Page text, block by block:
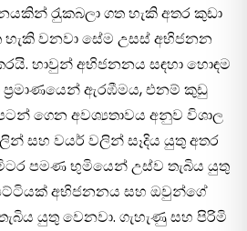
රැුකබලා ගත හැකි අතර කුඩා
වනවා සේම උසස් අභිජනන
හාවුන් අභිජනනය සඳහා හොඳම
ප‍්‍රමාණයෙන් ඇරඹීමය, එනම් කුඩු
ගෙන අවශ්‍යතාවය අනුව විශාල
සහ වයර් වලින් සෑදිය යුතු අතර
පමණ භුමියෙන් උස්ව තැබිය යුතු
අභිජනනය සහ ඔවුන්ගේ
යුතු වෙනවා. ගැහැණු සහ පිරිමි